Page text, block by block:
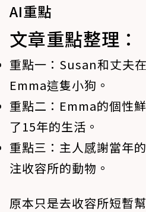
AI重點
文章重點整理：
重點一： Susan和丈夫
Emma這隻小狗。
重點二： Emma的個性
了15年的生活。
重點三： 主人感謝當年
注收容所的動物。
原本只是去收容所短暫